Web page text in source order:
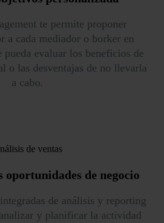
te permite proponer
a cada mediador o borker en
pueda evaluar los beneficios de
o las desventajas de no llevarla
a cabo.
de ventas
oportunidades de negocio
de análisis y reporting
y planificar la actividad